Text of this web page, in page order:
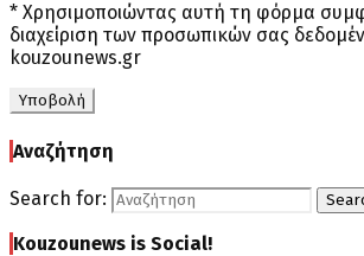
* Χρησιμοποιώντας αυτή τη φόρμα
διαχείριση των προσωπικών σας
kouzounews.gr
Αναζήτηση
Search for:
Kouzounews is Social!